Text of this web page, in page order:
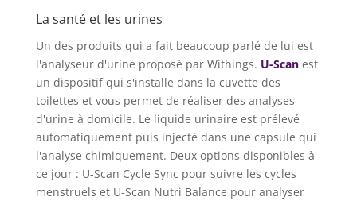
La santé et les urines
Un des produits qui a fait beaucoup parlé de lui est
l'analyseur d'urine proposé par Withings. U-Scan est
un dispositif qui s'installe dans la cuvette des
toilettes et vous permet de réaliser des analyses
d'urine à domicile. Le liquide urinaire est prélevé
automatiquement puis injecté dans une capsule qui
l'analyse chimiquement. Deux options disponibles à
ce jour : U-Scan Cycle Sync pour suivre les cycles
menstruels et U-Scan Nutri Balance pour analyser